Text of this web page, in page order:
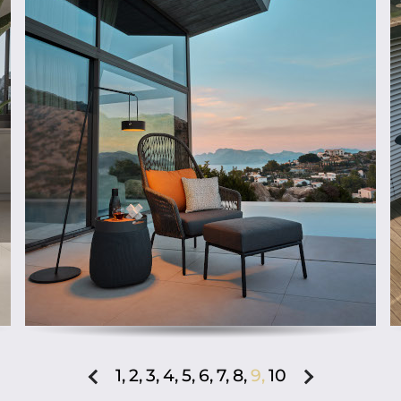
ab
1,2,3,4,5, 6,7,8,9,10